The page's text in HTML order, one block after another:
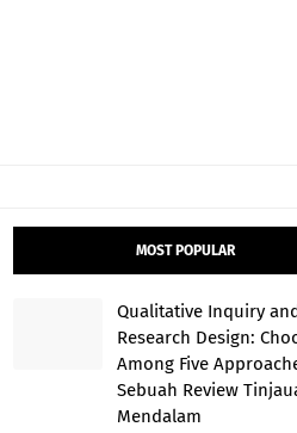
MOST POPULAR
Qualitative Inquiry
Research Design:
Among Five
Sebuah Review
Mendalam